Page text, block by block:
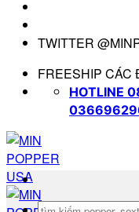
TWITTER
FREESHIP CÁC
HOTLINE